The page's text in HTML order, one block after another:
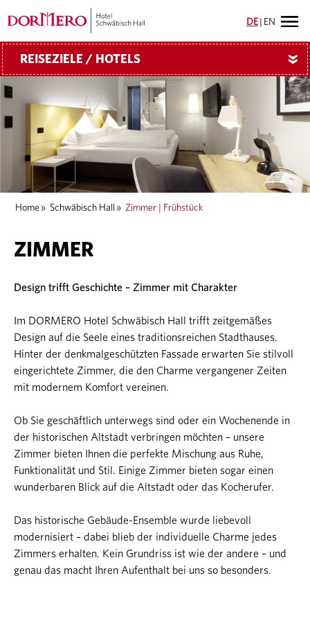
DE EN
REISEZIELE / HOTELS »
Home » Schwäbisch Hall » Zimmer | Frühstück
ZIMMER
Design trifft Geschichte – Zimmer mit Charakter
Im DORMERO Hotel Schwäbisch Hall trifft zeitgemäßes
Design auf die Seele eines traditionsreichen Stadthauses.
Hinter der denkmalgeschützten Fassade erwarten Sie stilvoll
eingerichtete Zimmer, die den Charme vergangener Zeiten
mit modernem Komfort vereinen.
Ob Sie geschäftlich unterwegs sind oder ein Wochenende in
der historischen Altstadt verbringen möchten – unsere
Zimmer bieten Ihnen die perfekte Mischung aus Ruhe,
Funktionalität und Stil. Einige Zimmer bieten sogar einen
wunderbaren Blick auf die Altstadt oder das Kocherufer.
Das historische Gebäude-Ensemble wurde liebevoll
modernisiert – dabei blieb der individuelle Charme jedes
Zimmers erhalten. Kein Grundriss ist wie der andere – und
genau das macht Ihren Aufenthalt bei uns so besonders.